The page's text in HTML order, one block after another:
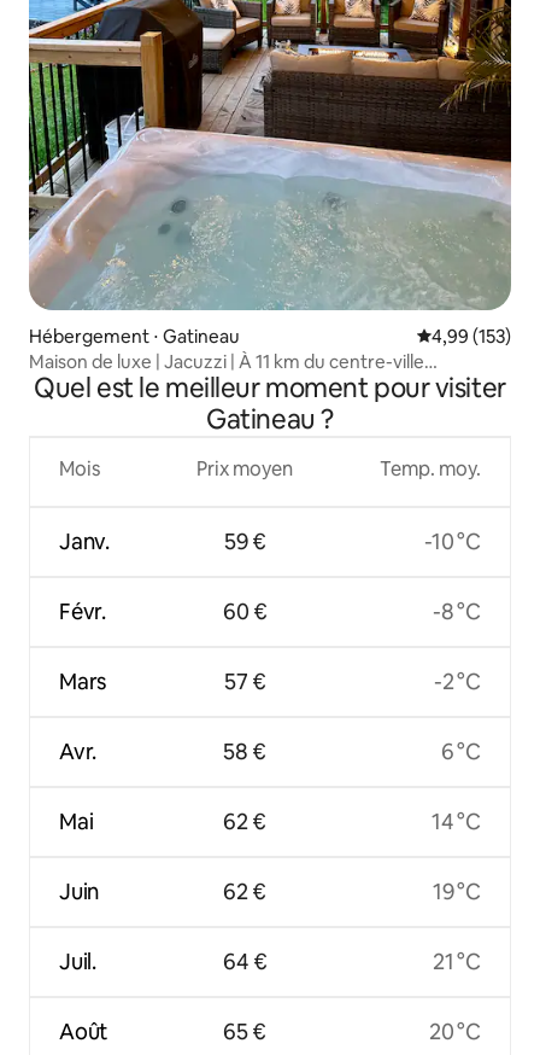
Hébergement ⋅ Gatineau Évaluation
4,99 (153)
Maison de luxe | Jacuzzi | À 11 km du centre-ville
d’Ottawa | Foyer extérieur | Barbecue !
Quel est le meilleur moment pour visiter
Gatineau ?
Mois
Janv.
Févr.
Mars
Avr.
Mai
Juin
Juil.
Août
Prix moyen
59 €
60 €
57 €
58 €
62 €
62 €
64 €
65 €
Temp. moy.
-10 °C
-8 °C
-2 °C
6 °C
14 °C
19 °C
21 °C
20 °C